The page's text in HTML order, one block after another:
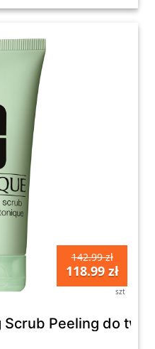
142.99 zł
118.99 zł
szt
Scrub Peeling do